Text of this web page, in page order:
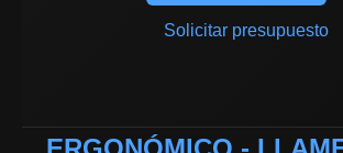
Solicitar presupuesto